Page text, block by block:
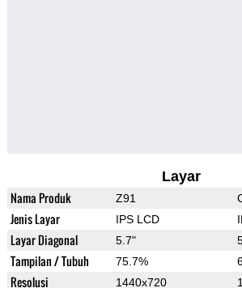
Layar
Nama Produk Z91
Jenis Layar IPS LCD
Layar Diagonal 5.7"
Tampilan / Tubuh 75.7%
Resolusi 1440x720